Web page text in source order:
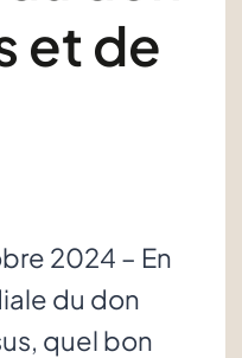
et de
2024 – En
du don
quel bon